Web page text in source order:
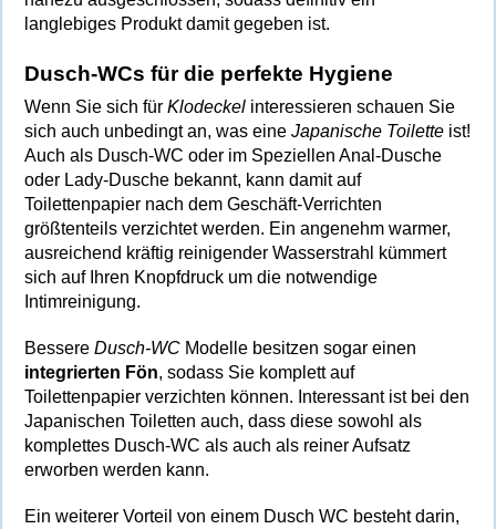
langlebiges Produkt damit gegeben ist.
Dusch-WCs für die perfekte Hygiene
Wenn Sie sich fürKlodeckel interessieren schauen Sie
sich auch unbedingt an, was eineJapanische Toilette ist!
Auch als Dusch-WC oder im Speziellen Anal-Dusche
oder Lady-Dusche bekannt, kann damit auf
Toilettenpapier nach dem Geschäft-Verrichten
größtenteils verzichtet werden. Ein angenehm warmer,
ausreichend kräftig reinigender Wasserstrahl kümmert
sich auf Ihren Knopfdruck um die notwendige
Intimreinigung.
BessereDusch-WC Modelle besitzen sogar einen
integrierten Fön, sodass Sie komplett auf
Toilettenpapier verzichten können. Interessant ist bei den
Japanischen Toiletten auch, dass diese sowohl als
komplettes Dusch-WC als auch als reiner Aufsatz
erworben werden kann.
Ein weiterer Vorteil von einem Dusch WC besteht darin,